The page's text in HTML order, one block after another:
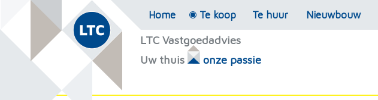
Home Te koop Te huur Nieuwbouw
LTC Vastgoedadvies
Uw thuis
onze passie